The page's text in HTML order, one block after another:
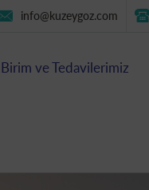
info@kuzeygoz.com
Birim ve Tedavilerimiz